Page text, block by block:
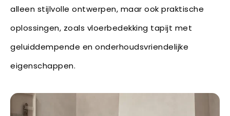
alleen stijlvolle ontwerpen, maar ook praktische
oplossingen, zoals vloerbedekking tapijt met
geluiddempende en onderhoudsvriendelijke
eigenschappen.